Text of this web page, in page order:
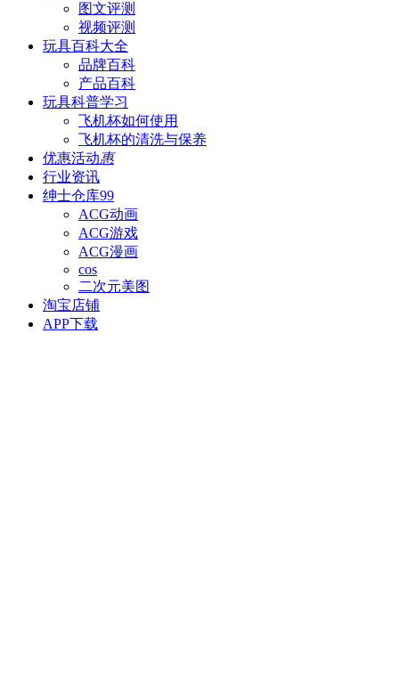
图文评测
视频评测
玩具百科大全
品牌百科
产品百科
玩具科普学习
飞机杯如何使用
飞机杯的清洗与保养
优惠活动惠
行业资讯
绅士仓库99
ACG动画
ACG游戏
ACG漫画
cos
二次元美图
淘宝店铺
APP下载